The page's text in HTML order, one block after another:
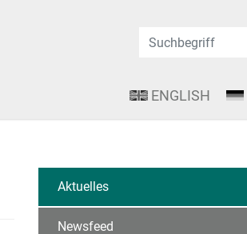
ENGLISH
Aktuelles
Newsfeed